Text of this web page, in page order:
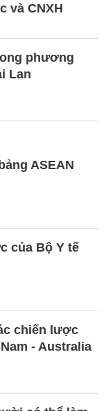
và CNXH
phương
Lan
ASEAN
của Bộ Y tế
chiến lược
- Australia